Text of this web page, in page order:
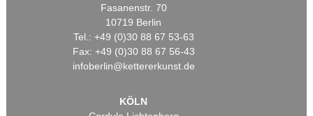
Fasanenstr. 70
10719 Berlin
Tel.: +49 (0)30 88 67 53-63
Fax: +49 (0)30 88 67 56-43
infoberlin@kettererkunst.de
KÖLN